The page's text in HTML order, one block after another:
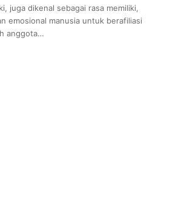
juga dikenal sebagai rasa memiliki,
emosional manusia untuk berafiliasi
anggota…